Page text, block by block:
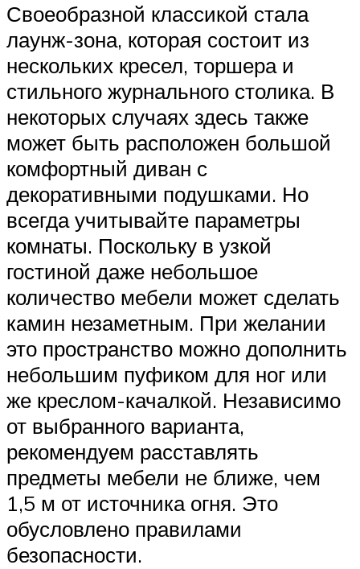
Своеобразной классикой стала
лаунж-зона, которая состоит из
нескольких кресел, торшера и
стильного журнального столика. В
некоторых случаях здесь также
может быть расположен большой
комфортный диван с
декоративными подушками. Но
всегда учитывайте параметры
комнаты. Поскольку в узкой
гостиной даже небольшое
количество мебели может сделать
камин незаметным. При желании
это пространство можно дополнить
небольшим пуфиком для ног или
же креслом-качалкой. Независимо
от выбранного варианта,
рекомендуем расставлять
предметы мебели не ближе, чем
1,5 м от источника огня. Это
обусловлено правилами
безопасности.